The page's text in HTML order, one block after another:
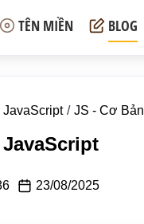
TÊN MIỀN BLOG
JavaScript JS - Cơ Bản
23/08/2025